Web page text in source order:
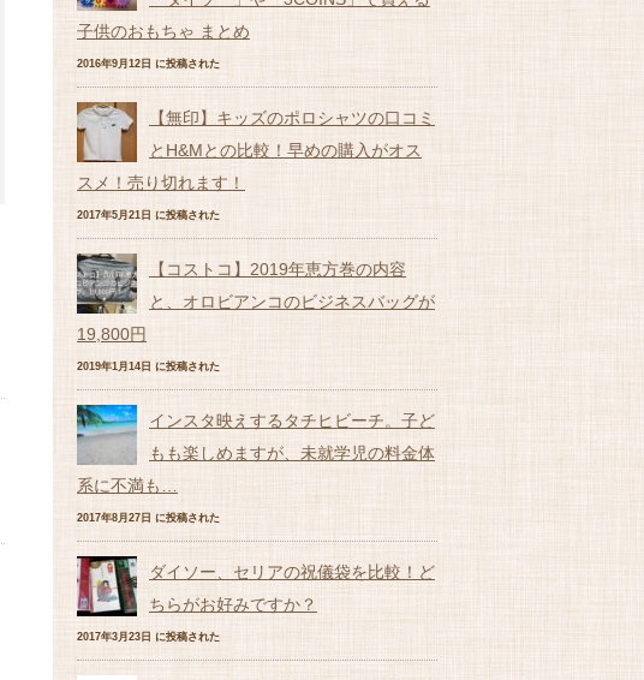
子供のおもちゃ まとめ
2016年9月12日 に投稿された
【無印】キッズのポロシャツの口コミ
とH&Mとの比較！早めの購入がオス
スメ！売り切れます！
2017年5月21日 に投稿された
【コストコ】2019年恵方巻の内容
と、オロビアンコのビジネスバッグが
19,800円
2019年1月14日 に投稿された
インスタ映えするタチヒビーチ。子ど
もも楽しめますが、未就学児の料金体
系に不満も…
2017年8月27日 に投稿された
ダイソー、セリアの祝儀袋を比較！ど
ちらがお好みですか？
2017年3月23日 に投稿された